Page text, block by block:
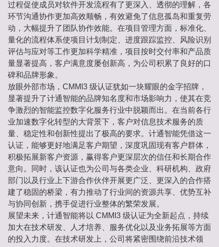
过程促使成员对软件开发流程有了更深入、透彻的理解，各
环节沟通协作更加高效顺畅，有效避免了信息孤岛和重复劳
动，大幅提升了团队协作效能。在项目管理方面，标准化、
量化的流程体系使项目计划制定、进度跟踪监控、风险识别
评估与应对等工作更加科学精准，项目按时交付率和产品质
量显著提高，客户满意度屡创新高，为公司积累了良好的口
碑和品牌形象。
放眼外部市场，CMMI3 级认证犹如一块耀眼的金字招牌，
显著提升了计通智能的品牌知名度和市场影响力，使其在竞
争激烈的智能监控数字化服务行业中脱颖而出。在当前各行
业加速数字化转型的大背景下，客户对信息技术服务的质
量、稳定性和创新性提出了极高的要求。计通智能凭借这一
认证，能够更好地满足客户期望，深度巩固现有客户群体，
积极拓展新客户资源，赢得客户更深层次的信任和长期合作
意向。同时，该认证也为公司与各类企业、科研机构、政府
部门以及行业上下游合作伙伴开展更广泛、更深入的合作搭
建了稳固的桥梁，有力推动了行业间的资源共享、优势互补
与协同创新，携手促进行业整体的繁荣发展。
展望未来，计通智能将以 CMMI3 级认证为全新起点，持续
加大在技术研发、人才培养、服务优化以及业务拓展等方面
的投入力度。在技术研发上，公司将紧密围绕前沿技术领